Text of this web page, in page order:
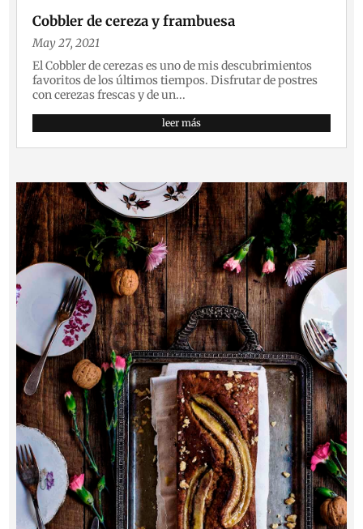
Cobbler de cereza y frambuesa
May 27, 2021
El Cobbler de cerezas es uno de mis descubrimientos
favoritos de los últimos tiempos. Disfrutar de postres
con cerezas frescas y de un...
leer más